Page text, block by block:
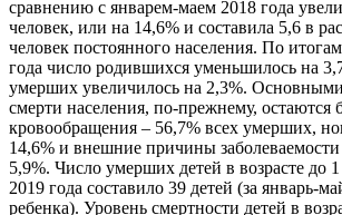
сравнению с январем-маем 2018 года
человек, или на 14,6% и составила 5,6 в
человек постоянного населения. По
года число родившихся уменьшилось на
умерших увеличилось на 2,3%.
смерти населения, по-прежнему, остаются
кровообращения – 56,7% всех умерших,
14,6% и внешние причины
5,9%. Число умерших детей в возрасте до
2019 года составило 39 детей (за январь-
ребенка). Уровень смертности детей в